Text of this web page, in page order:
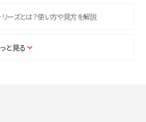
リーズとは？使い方や見方を解説
ルや楽しみ方を解説
ごとの影響や復活・復元する方法も解説
と見る